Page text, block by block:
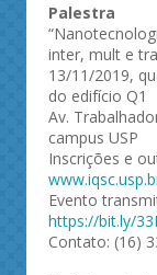
Palestra
inter, mult e
13/11/2019,
do edifício Q1
Av.
campus USP
Inscrições e
Evento
https://bit.ly/
Contato: (16)